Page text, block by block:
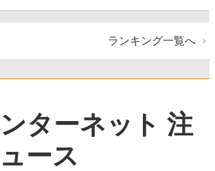
ランキング一覧へ
ターネット 注
ース